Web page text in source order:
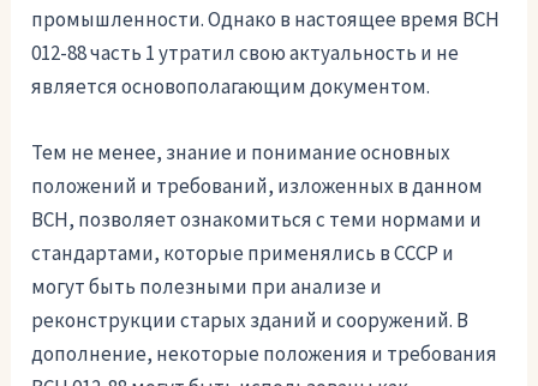
промышленности. Однако в настоящее время ВСН
012-88 часть 1 утратил свою актуальность и не
является основополагающим документом.
Тем не менее, знание и понимание основных
положений и требований, изложенных в данном
ВСН, позволяет ознакомиться с теми нормами и
стандартами, которые применялись в СССР и
могут быть полезными при анализе и
реконструкции старых зданий и сооружений. В
дополнение, некоторые положения и требования